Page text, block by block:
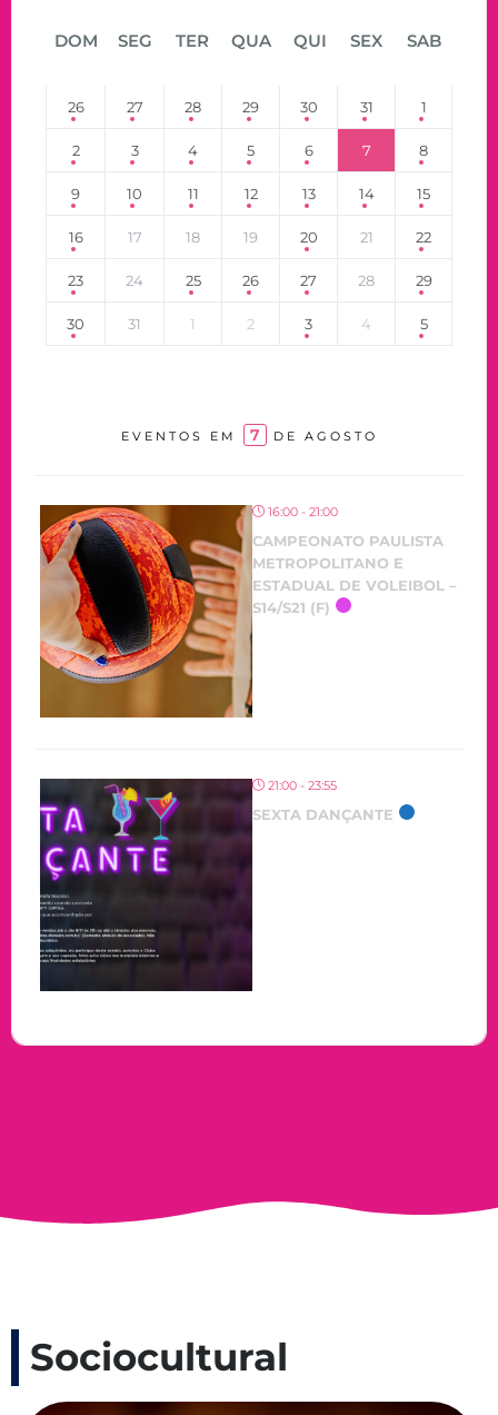
DOM SEG TER QUA QUI SEX SAB
26 27 28 29 30 31 1
2 3 4 5 6 7 8
9 10 11 12 13 14 15
16 17 18 19 20 21 22
23 24 25 26 27 28 29
30 31 1 2 3 4 5
EVENTOS EM 7 DE AGOSTO
16:00 - 21:00
CAMPEONATO PAULISTA
METROPOLITANO E
ESTADUAL DE VOLEIBOL –
S14/S21 (F)
21:00 - 23:55
SEXTA DANÇANTE
Sociocultural